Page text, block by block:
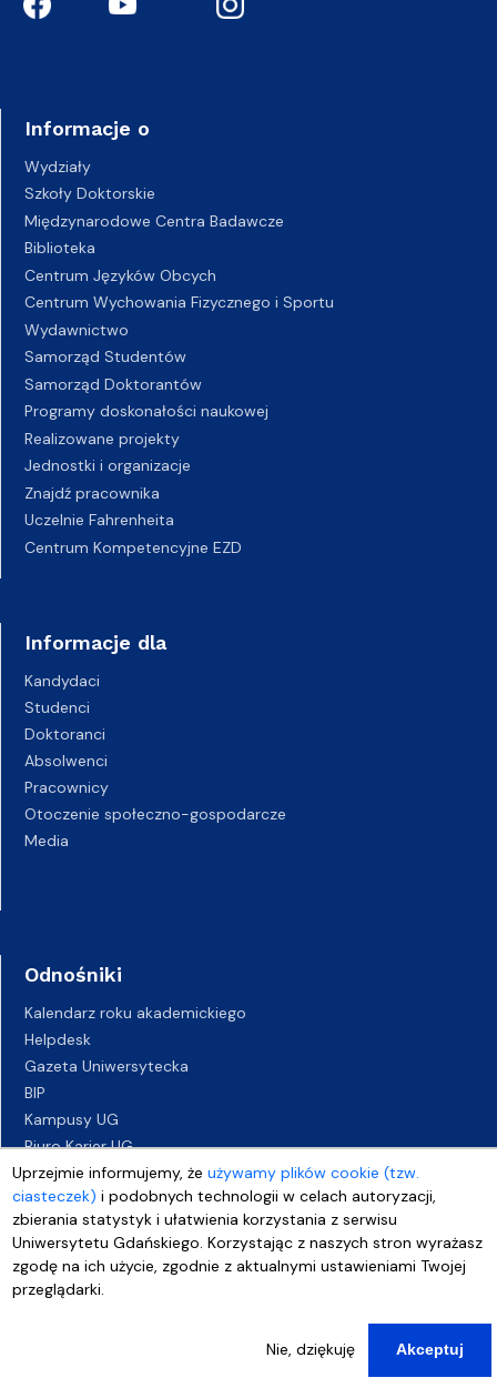
Uprzejmie informujemy, żeużywamy plików cookie (tzw.
ciasteczek) i podobnych technologii w celach autoryzacji,
zbierania statystyk i ułatwienia korzystania z serwisu
Uniwersytetu Gdańskiego. Korzystając z naszych stron wyrażasz
zgodę na ich użycie, zgodnie z aktualnymi ustawieniami Twojej
przeglądarki.
Nie, dziękuję Akceptuj
Informacje o
Wydziały
Szkoły Doktorskie
Międzynarodowe Centra Badawcze
Biblioteka
Centrum Języków Obcych
Centrum Wychowania Fizycznego i Sportu
Wydawnictwo
Samorząd Studentów
Samorząd Doktorantów
Programy doskonałości naukowej
Realizowane projekty
Jednostki i organizacje
Znajdź pracownika
Uczelnie Fahrenheita
Centrum Kompetencyjne EZD
Informacje dla
Kandydaci
Studenci
Doktoranci
Absolwenci
Pracownicy
Otoczenie społeczno-gospodarcze
Media
Odnośniki
Kalendarz roku akademickiego
Helpdesk
Gazeta Uniwersytecka
BIP
Kampusy UG
Biuro Karier UG
Oferty pracy
Deklaracja dostępności